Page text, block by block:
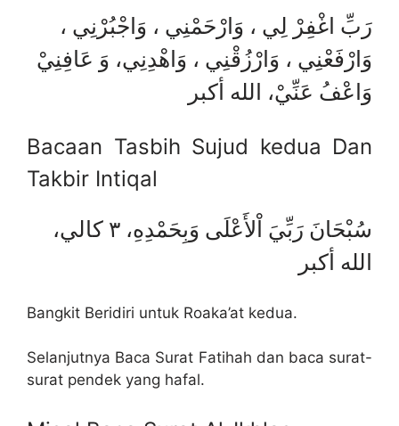
رَبِّ اغْفِرْ لِي ، وَارْحَمْنِي ، وَاجْبُرْنِي ،
وَارْفَعْنِي ، وَارْزُقْنِي ، وَاهْدِنِي، وَ عَافِنِيْ
وَاعْفُ عَنِّيْ، الله أكبر
Bacaan Tasbih Sujud kedua Dan
Takbir Intiqal
سُبْحَانَ رَبِّيَ اْلأَعْلَى وَبِحَمْدِهِ، ٣ كالي،
الله أكبر
Bangkit Beridiri untuk Roaka’at kedua.
Selanjutnya Baca Surat Fatihah dan baca surat-
surat pendek yang hafal.